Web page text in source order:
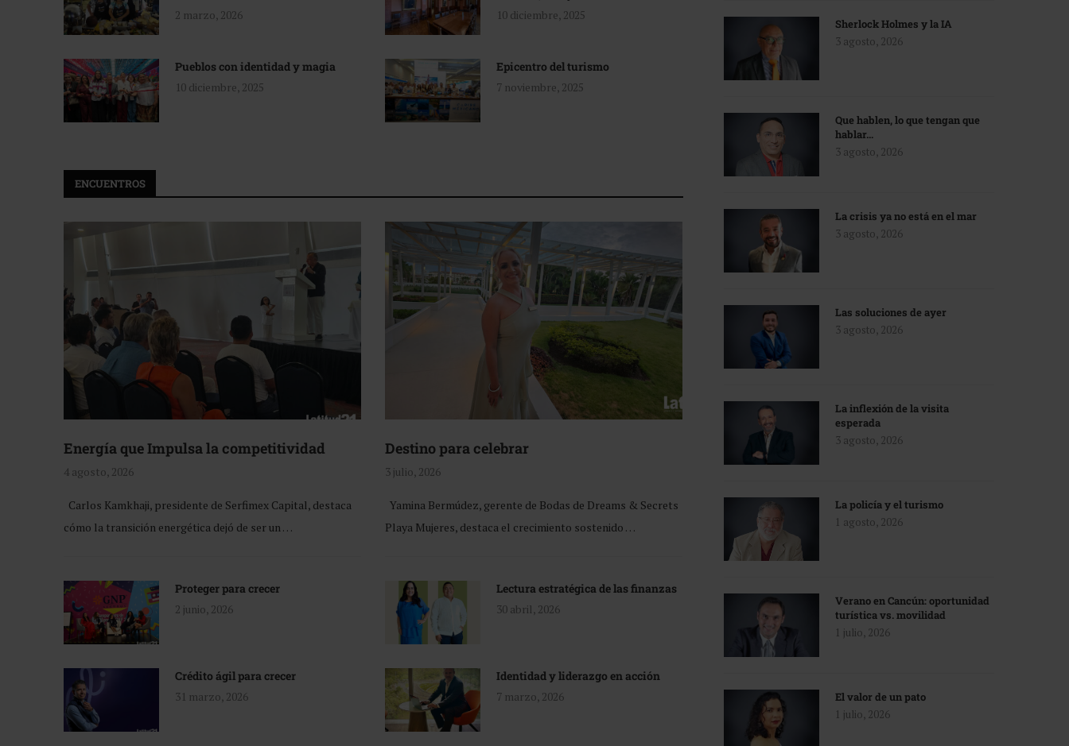
2 marzo, 2026
10 diciembre, 2025
Pueblos con identidad y magia
10 diciembre, 2025
Epicentro del turismo
7 noviembre, 2025
ENCUENTROS
Energía que Impulsa la competitividad
4 agosto, 2026
Carlos Kamkhaji, presidente de Serfimex Capital, destaca
cómo la transición energética dejó de ser un …
Destino para celebrar
3 julio, 2026
Yamina Bermúdez, gerente de Bodas de Dreams & Secrets
Playa Mujeres, destaca el crecimiento sostenido …
Proteger para crecer
2 junio, 2026
Lectura estratégica de las finanzas
30 abril, 2026
Crédito ágil para crecer
31 marzo, 2026
Identidad y liderazgo en acción
7 marzo, 2026
Sherlock Holmes y la IA
3 agosto, 2026
Que hablen, lo que tengan que
hablar…
3 agosto, 2026
La crisis ya no está en el mar
3 agosto, 2026
Las soluciones de ayer
3 agosto, 2026
La inflexión de la visita
esperada
3 agosto, 2026
La policía y el turismo
1 agosto, 2026
Verano en Cancún: oportunidad
turística vs. movilidad
1 julio, 2026
El valor de un pato
1 julio, 2026